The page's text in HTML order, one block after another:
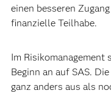
einen besseren
finanzielle Teilhabe.
Im
Beginn an auf SAS.
ganz anders aus als